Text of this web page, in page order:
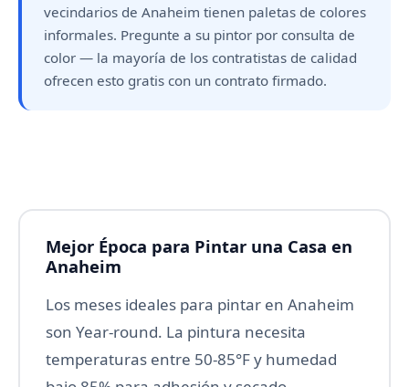
vecindarios de Anaheim tienen paletas de colores
informales. Pregunte a su pintor por consulta de
color — la mayoría de los contratistas de calidad
ofrecen esto gratis con un contrato firmado.
Mejor Época para Pintar una Casa en
Anaheim
Los meses ideales para pintar en Anaheim
son Year-round. La pintura necesita
temperaturas entre 50-85°F y humedad